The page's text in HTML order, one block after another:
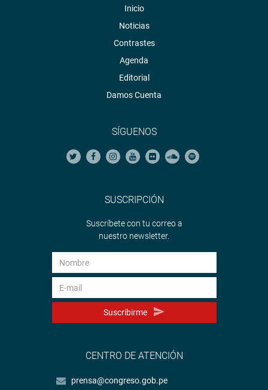
Inicio
Noticias
Contrastes
Agenda
Editorial
Damos Cuenta
SÍGUENOS
SUSCRIPCIÓN
Suscríbete con tu correo a
nuestro newsletter.
Suscribirme
CENTRO DE ATENCIÓN
prensa@congreso.gob.pe